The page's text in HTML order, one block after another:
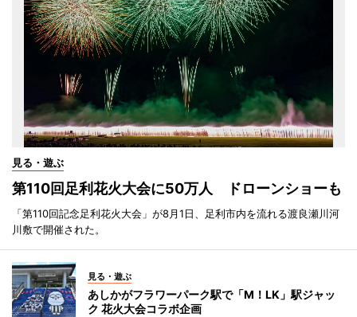
見る・遊ぶ
第110回足利花火大会に50万人 ドローンショーも
「第110回記念足利花火大会」が8月1日、足利市内を流れる渡良瀬川河
川敷で開催された。
見る・遊ぶ
あしかがフラワーパーク駅で「M！LK」駅ジャッ
ク 花火大会コラボ企画